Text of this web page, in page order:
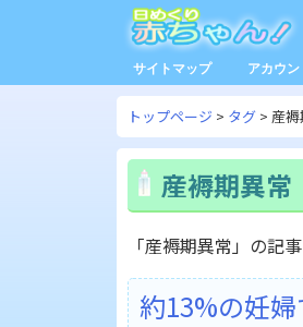
サイトマップ アカウン
トップページ タグ 産
産褥期異常
「産褥期異常」の記
約13%の妊